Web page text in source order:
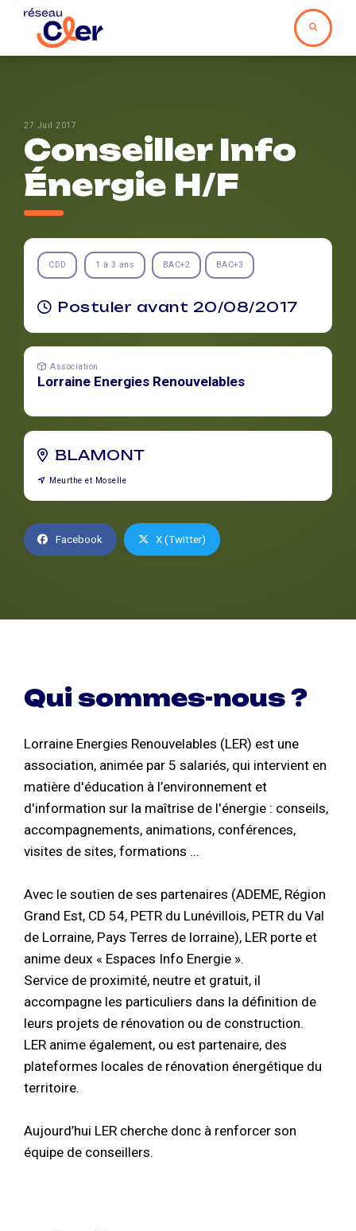
27 Juil 2017
Conseiller Info
Énergie H/F
CDD 1 à 3 ans BAC+2 BAC+3
Postuler avant 20/08/2017
Association
Lorraine Energies Renouvelables
BLAMONT
Meurthe et Moselle
Facebook X (Twitter)
Qui sommes-nous ?
Lorraine Energies Renouvelables (LER) est une
association, animée par 5 salariés, qui intervient en
matière d'éducation à l’environnement et
d'information sur la maîtrise de l'énergie : conseils,
accompagnements, animations, conférences,
visites de sites, formations ...
Avec le soutien de ses partenaires (ADEME, Région
Grand Est, CD 54, PETR du Lunévillois, PETR du Val
de Lorraine, Pays Terres de lorraine), LER porte et
anime deux « Espaces Info Energie ».
Service de proximité, neutre et gratuit, il
accompagne les particuliers dans la définition de
leurs projets de rénovation ou de construction.
LER anime également, ou est partenaire, des
plateformes locales de rénovation énergétique du
territoire.
Aujourd’hui LER cherche donc à renforcer son
équipe de conseillers.